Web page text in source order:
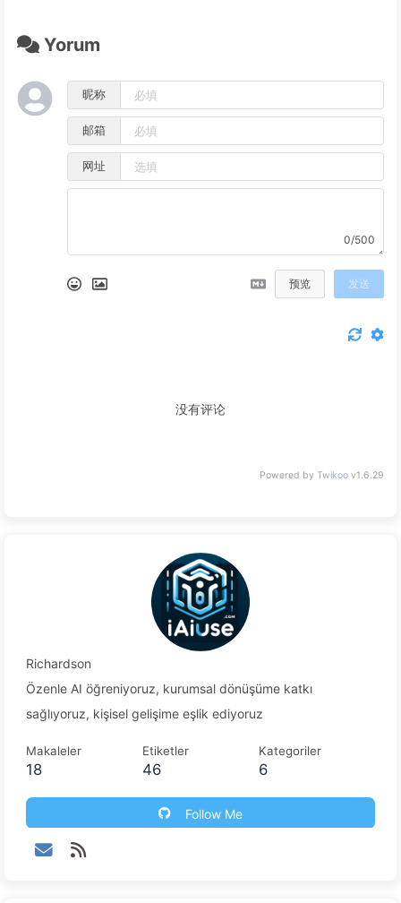
Yorum
昵称
邮箱
网址
0/500
预览 发送
没有评论
Powered by Twikoo v1.6.29
Richardson
Özenle AI öğreniyoruz, kurumsal dönüşüme katkı
sağlıyoruz, kişisel gelişime eşlik ediyoruz
Makaleler
18
Etiketler
46
Kategoriler
6
Follow Me